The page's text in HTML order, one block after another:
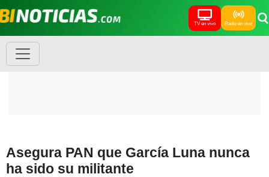
TV en vivo Radio en vivo
Asegura PAN que García Luna nunca
ha sido su militante